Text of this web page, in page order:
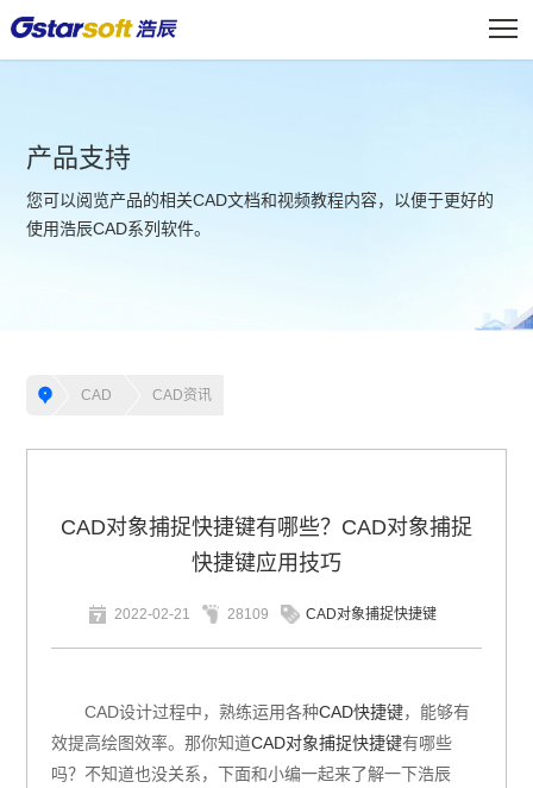
产品支持
您可以阅览产品的相关CAD文档和视频教程内容，以便于更好的
使用浩辰CAD系列软件。
CAD CAD资讯
CAD对象捕捉快捷键有哪些？CAD对象捕捉
快捷键应用技巧
2022-02-21 28109 CAD对象捕捉快捷键
CAD设计过程中，熟练运用各种CAD快捷键，能够有
效提高绘图效率。那你知道CAD对象捕捉快捷键有哪些
吗？不知道也没关系，下面和小编一起来了解一下浩辰